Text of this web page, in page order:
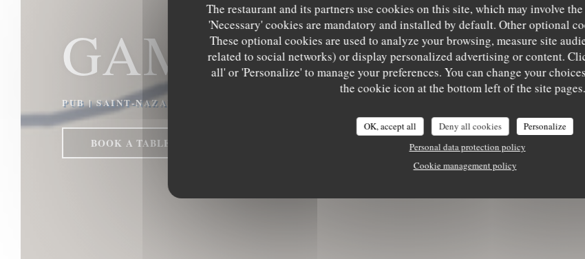
The restaurant and its partners use cookies on this site, which may involve
'Necessary' cookies are mandatory and installed by default. Other optional
These optional cookies are used to analyze your browsing, measure site
related to social networks) or display personalized advertising or content.
all' or 'Personalize' to manage your preferences. You can change your
the cookie icon at the bottom left of the site pages.
OK, accept all Deny all cookies
Personalize
Personal data protection policy
Cookie management policy
GAMIN
PUB|SAINT-NAZAIRE
BOOK A TABLE